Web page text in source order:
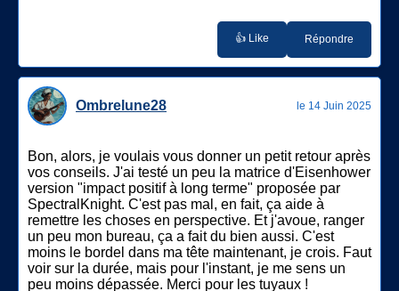
👍 Like Répondre
Ombrelune28 le 14 Juin 2025
Bon, alors, je voulais vous donner un petit retour après
vos conseils. J'ai testé un peu la matrice d'Eisenhower
version "impact positif à long terme" proposée par
SpectralKnight. C'est pas mal, en fait, ça aide à
remettre les choses en perspective. Et j'avoue, ranger
un peu mon bureau, ça a fait du bien aussi. C'est
moins le bordel dans ma tête maintenant, je crois. Faut
voir sur la durée, mais pour l'instant, je me sens un
peu moins dépassée. Merci pour les tuyaux !